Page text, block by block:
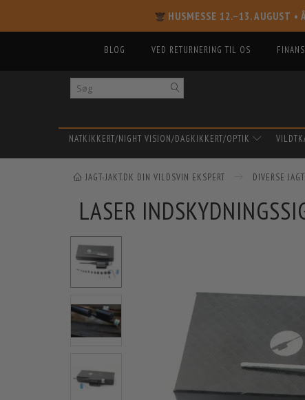
HUSMESSE 12.–13. AUGUST •
BLOG VED RETURNERING TIL OS
NATKIKKERT/NIGHT VISION/DAGKIKKERT/OPTIK
JAGT-JAKT.DK DIN VILDSVIN EKSPERT DIVERSE
LASER